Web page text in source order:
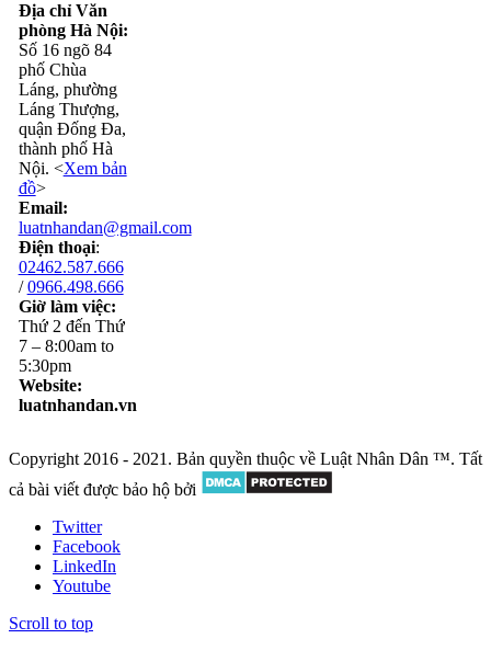
Địa chỉ Văn
phòng Hà Nội:
Số 16 ngõ 84
phố Chùa
Láng, phường
Láng Thượng,
quận Đống Đa,
thành phố Hà
Nội. <Xem bản
đồ>
Email:
luatnhandan@gmail.com
Điện thoại:
02462.587.666
/0966.498.666
Giờ làm việc:
Thứ 2 đến Thứ
7 – 8:00am to
5:30pm
Website:
luatnhandan.vn
Copyright 2016 - 2021. Bản quyền thuộc về Luật Nhân Dân ™. Tất
cả bài viết được bảo hộ bởi
Twitter
Facebook
LinkedIn
Youtube
Scroll to top